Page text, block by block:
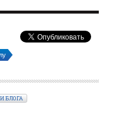
БЛОГА